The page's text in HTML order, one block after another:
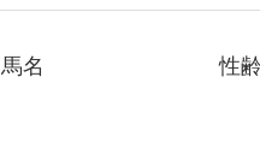
馬名 性齢